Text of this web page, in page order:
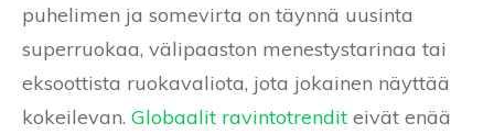
puhelimen ja somevirta on täynnä uusinta
superruokaa, välipaaston menestystarinaa tai
eksoottista ruokavaliota, jota jokainen näyttää
kokeilevan. Globaalit ravintotrendit eivät enää